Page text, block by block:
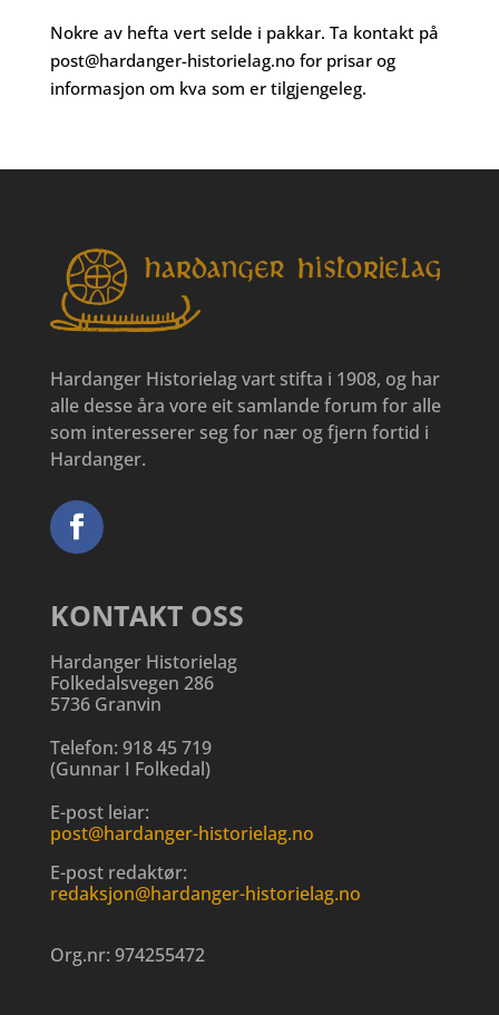
Nokre av hefta vert selde i pakkar. Ta kontakt på
post@hardanger-historielag.nofor prisar og
informasjon om kva som er tilgjengeleg.
Hardanger Historielag vart stifta i 1908, og har
alle desse åra vore eit samlande forum for alle
som interesserer seg for nær og fjern fortid i
Hardanger.
KONTAKT OSS
Hardanger Historielag
Folkedalsvegen 286
5736 Granvin
Telefon: 918 45 719
(Gunnar I Folkedal)
E-post leiar:
post@hardanger-historielag.no
E-post redaktør:
redaksjon@hardanger-historielag.no
Org.nr: 974255472